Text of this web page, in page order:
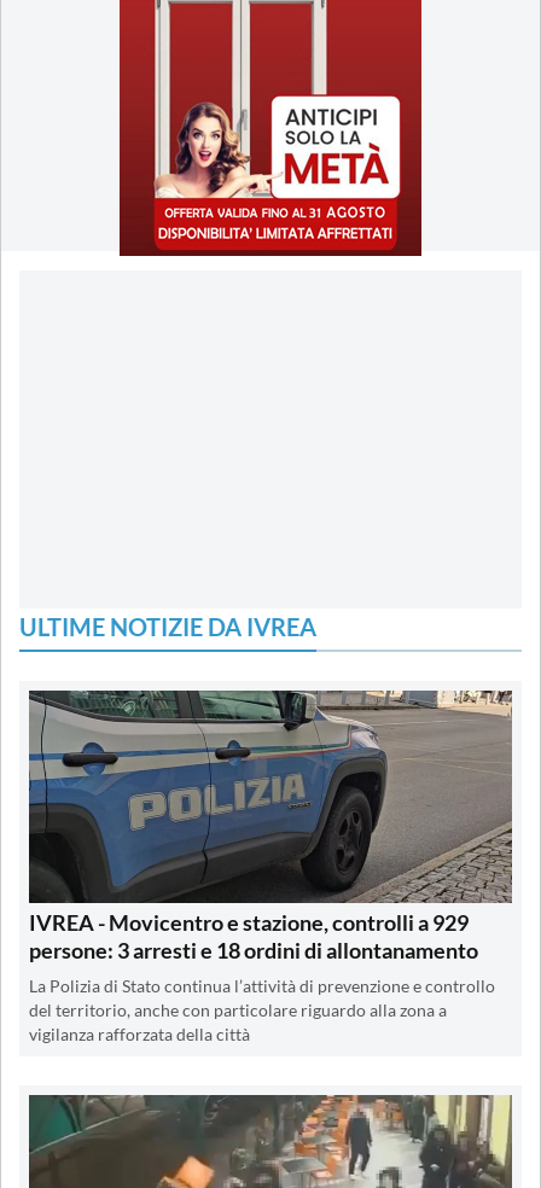
ULTIME NOTIZIE DA IVREA
IVREA - Movicentro e stazione, controlli a 929
persone: 3 arresti e 18 ordini di allontanamento
La Polizia di Stato continua l’attività di prevenzione e controllo
del territorio, anche con particolare riguardo alla zona a
vigilanza rafforzata della città